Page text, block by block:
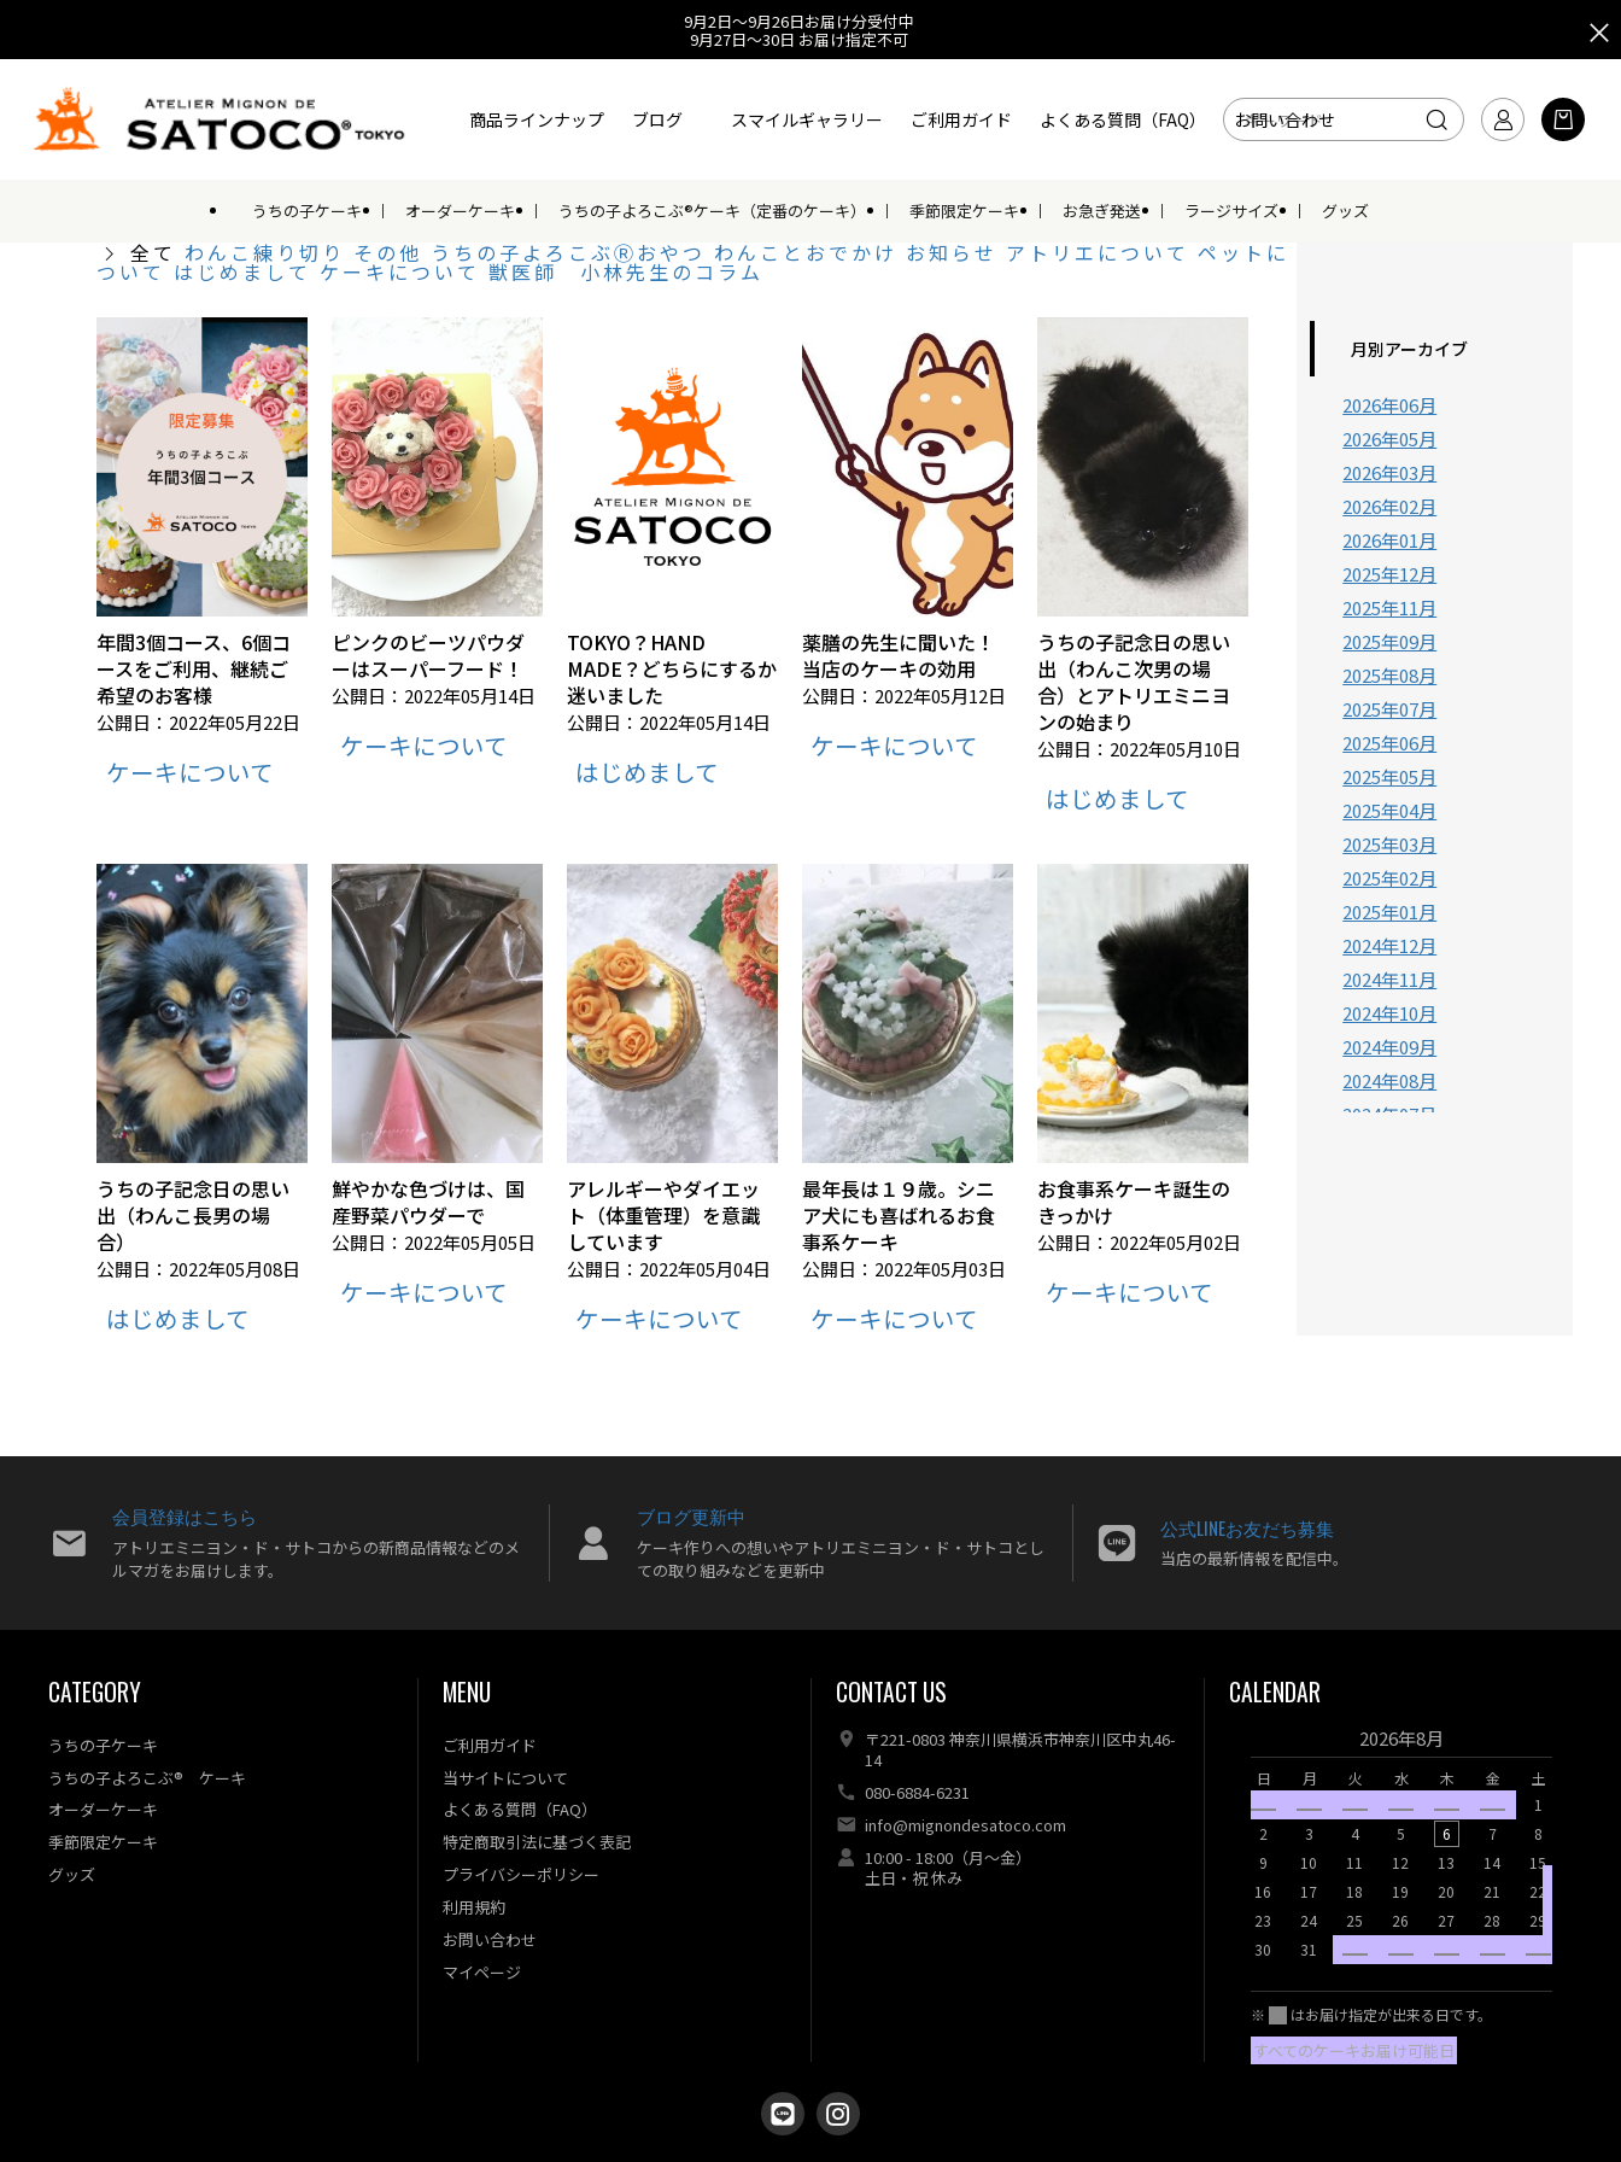
9月2日～9月26日お届け分受付中
9月27日～30日 お届け指定不可
商品ラインナップ ブログ スマイルギャラリー ご利用ガイド よくある質問（FAQ） お問い合わせ
うちの子ケーキ オーダーケーキ うちの子よろこぶ®ケーキ（定番のケーキ） 季節限定ケーキ お急ぎ発送 ラージサイズ グッズ
全て わんこ練り切り その他 うちの子よろこぶⓇおやつ わんことおでかけ お知らせ アトリエについて ペットに
ついて はじめましてケーキについて獣医師 小林先生のコラム
年間3個コース、6個コ
ースをご利用、継続ご
希望のお客様
公開日：2022年05月22日
ケーキについて
ピンクのビーツパウダ
ーはスーパーフード！
公開日：2022年05月14日
ケーキについて
TOKYO？HAND
MADE？どちらにするか
迷いました
公開日：2022年05月14日
はじめまして
薬膳の先生に聞いた！
当店のケーキの効用
公開日：2022年05月12日
ケーキについて
うちの子記念日の思い
出（わんこ次男の場
合）とアトリエミニヨ
ンの始まり
公開日：2022年05月10日
はじめまして
うちの子記念日の思い
出（わんこ長男の場
合）
公開日：2022年05月08日
はじめまして
鮮やかな色づけは、国
産野菜パウダーで
公開日：2022年05月05日
ケーキについて
アレルギーやダイエッ
ト（体重管理）を意識
しています
公開日：2022年05月04日
ケーキについて
最年長は１９歳。シニ
ア犬にも喜ばれるお食
事系ケーキ
公開日：2022年05月03日
ケーキについて
お食事系ケーキ誕生の
きっかけ
公開日：2022年05月02日
ケーキについて
月別アーカイブ
2026年06月
2026年05月
2026年03月
2026年02月
2026年01月
2025年12月
2025年11月
2025年09月
2025年08月
2025年07月
2025年06月
2025年05月
2025年04月
2025年03月
2025年02月
2025年01月
2024年12月
2024年11月
2024年10月
2024年09月
2024年08月
2024年07月
2023年09月
2022年12月
2022年11月
2022年10月
2022年08月
2022年07月
2022年06月
2022年05月
2022年04月
会員登録はこちら
アトリエミニヨン・ド・サトコからの新商品情報などのメ
ルマガをお届けします。
ブログ更新中
ケーキ作りへの想いやアトリエミニヨン・ド・サトコとし
ての取り組みなどを更新中
公式LINEお友だち募集
当店の最新情報を配信中。
CATEGORY
うちの子ケーキ
うちの子よろこぶ® ケーキ
オーダーケーキ
季節限定ケーキ
グッズ
MENU
ご利用ガイド
当サイトについて
よくある質問（FAQ）
特定商取引法に基づく表記
プライバシーポリシー
利用規約
お問い合わせ
マイページ
CONTACT US
〒221-0803 神奈川県横浜市神奈川区中丸46-
14
080-6884-6231
info@mignondesatoco.com
10:00 - 18:00（月～金）
土日・祝 休み
CALENDAR
2026年8月
日 月 火 水 木 金
土
1
2
3 4 5 6 7
8
9
10 11 12 13 14
15
16
17 18 19 20 21
22
23
24 25 26 27 28
29
30
31
※ はお届け指定が出来る日です。
すべてのケーキお届け可能日